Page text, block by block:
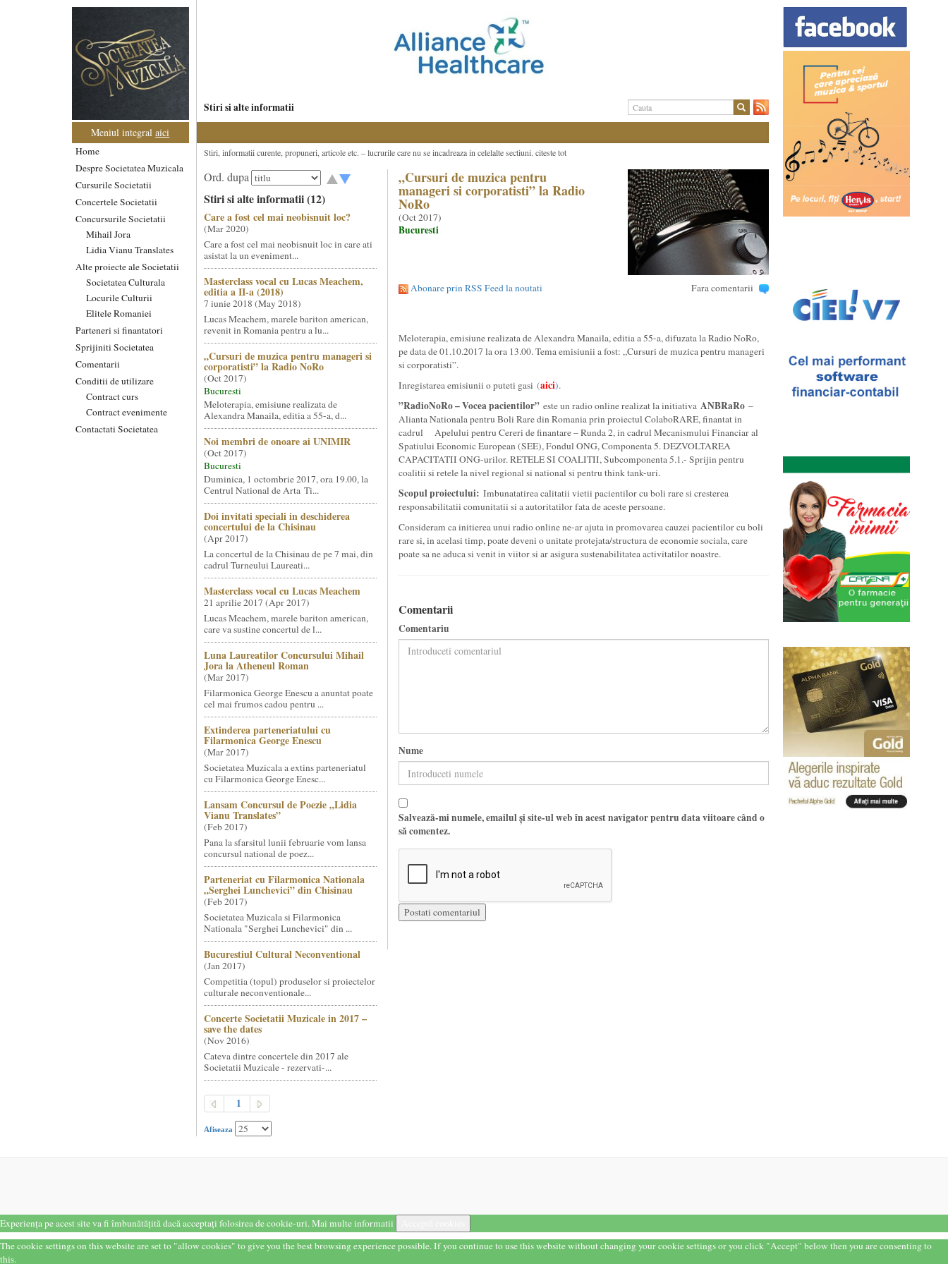
Meniul integralaici
Home
Despre Societatea Muzicala
Cursurile Societatii
Concertele Societatii
Concursurile Societatii
Mihail Jora
Lidia Vianu Translates
Alte proiecte ale Societatii
Societatea Culturala
Locurile Culturii
Elitele Romaniei
Parteneri si finantatori
Sprijiniti Societatea
Comentarii
Conditii de utilizare
Contract curs
Contract evenimente
Contactati Societatea
Stiri si alte informatii
Stiri, informatii curente, propuneri, articole etc. – lucrurile care nu se incadreaza in celelalte sectiuni. citeste tot
Ord. dupa
Stiri si alte informatii (12)
Care a fost cel mai neobisnuit loc?
(Mar 2020)
Care a fost cel mai neobisnuit loc in care ati
asistat la un eveniment...
Masterclass vocal cu Lucas Meachem,
editia a II-a (2018)
7 iunie 2018 (May 2018)
Lucas Meachem, marele bariton american,
revenit in Romania pentru a lu...
„Cursuri de muzica pentru manageri si
corporatisti” la Radio NoRo
(Oct 2017)
Bucuresti
Meloterapia, emisiune realizata de
Alexandra Manaila, editia a 55-a, d...
Noi membri de onoare ai UNIMIR
(Oct 2017)
Bucuresti
Duminica, 1 octombrie 2017, ora 19.00, la
Centrul National de Arta Ti...
Doi invitati speciali in deschiderea
concertului de la Chisinau
(Apr 2017)
La concertul de la Chisinau de pe 7 mai, din
cadrul Turneului Laureati...
Masterclass vocal cu Lucas Meachem
21 aprilie 2017 (Apr 2017)
Lucas Meachem, marele bariton american,
care va sustine concertul de l...
Luna Laureatilor Concursului Mihail
Jora la Atheneul Roman
(Mar 2017)
Filarmonica George Enescu a anuntat poate
cel mai frumos cadou pentru ...
Extinderea parteneriatului cu
Filarmonica George Enescu
(Mar 2017)
Societatea Muzicala a extins parteneriatul
cu Filarmonica George Enesc...
Lansam Concursul de Poezie „Lidia
Vianu Translates”
(Feb 2017)
Pana la sfarsitul lunii februarie vom lansa
concursul national de poez...
Parteneriat cu Filarmonica Nationala
„Serghei Lunchevici” din Chisinau
(Feb 2017)
Societatea Muzicala si Filarmonica
Nationala "Serghei Lunchevici" din ...
Bucurestiul Cultural Neconventional
(Jan 2017)
Competitia (topul) produselor si proiectelor
culturale neconventionale...
Concerte Societatii Muzicale in 2017 –
save the dates
(Nov 2016)
Cateva dintre concertele din 2017 ale
Societatii Muzicale - rezervati-...
1
Afiseaza
„Cursuri de muzica pentru
manageri si corporatisti” la Radio
NoRo
(Oct 2017)
Bucuresti
Abonare prin RSS Feed la noutati Fara comentarii
Meloterapia, emisiune realizata de Alexandra Manaila, editia a 55-a, difuzata la Radio NoRo,
pe data de 01.10.2017 la ora 13.00. Tema emisiunii a fost: „Cursuri de muzica pentru manageri
si corporatisti”.
Inregistarea emisiunii o puteti gasi (aici).
”RadioNoRo – Vocea pacientilor”este un radio online realizat la initiativa ANBRaRo–
Alianta Nationala pentru Boli Rare din Romania prin proiectul ColaboRARE, finantat in
cadrul Apelului pentru Cereri de finantare – Runda 2, in cadrul Mecanismului Financiar al
Spatiului Economic European (SEE), Fondul ONG, Componenta 5. DEZVOLTAREA
CAPACITATII ONG-urilor. RETELE SI COALITII, Subcomponenta 5.1.- Sprijin pentru
coalitii si retele la nivel regional si national si pentru think tank-uri.
Scopul proiectului: Imbunatatirea calitatii vietii pacientilor cu boli rare si cresterea
responsabilitatii comunitatii si a autoritatilor fata de aceste persoane.
Consideram ca initierea unui radio online ne-ar ajuta in promovarea cauzei pacientilor cu boli
rare si, in acelasi timp, poate deveni o unitate protejata/structura de economie sociala, care
poate sa ne aduca si venit in viitor si ar asigura sustenabilitatea activitatilor noastre.
Comentarii
Comentariu
Nume
Salvează-mi numele, emailul și site-ul web în acest navigator pentru data viitoare când o
să comentez.
Experiența pe acest site va fi îmbunătățită dacă acceptați folosirea de cookie-uri.Mai multe informatii
The cookie settings on this website are set to "allow cookies" to give you the best browsing experience possible. If you continue to use this website without changing your cookie settings or you click "Accept" below then you are consenting to
this.